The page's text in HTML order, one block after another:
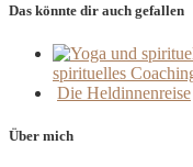
Das könnte dir auch gefallen
spirituelles
Die Heldinnenreise
Über mich